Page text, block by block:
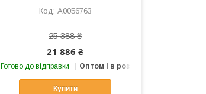
А0056763
25 388 ₴
21 886 ₴
Готово до відправки Оптом і в роздріб
Купити